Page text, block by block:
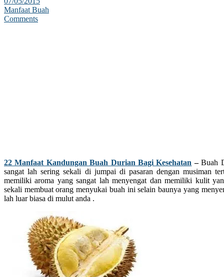
Manfaat Buah
Comments
22 Manfaat Kandungan Buah Durian Bagi Kesehatan –Buah
sangat lah sering sekali di jumpai di pasaran dengan musiman
memiliki aroma yang sangat lah menyengat dan memiliki kulit
sekali membuat orang menyukai buah ini selain baunya yang
lah luar biasa di mulut anda .